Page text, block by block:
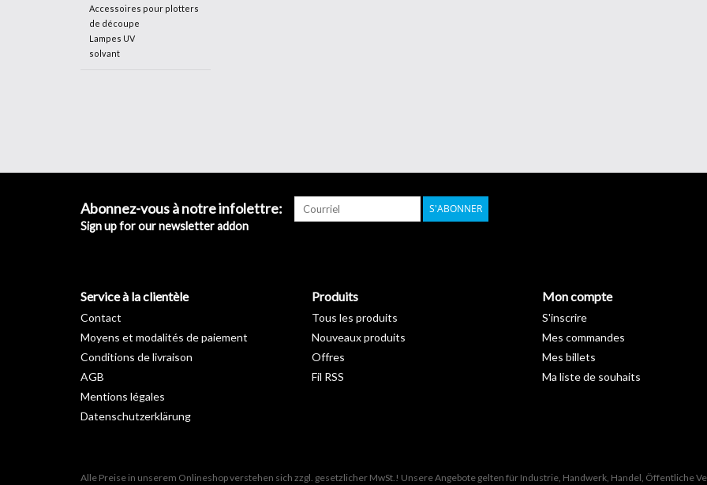
Accessoires pour plotters
de découpe
Lampes UV
solvant
Abonnez-vous à notre infolettre:
Sign up for our newsletter addon
S'ABONNER
Service à la clientèle
Contact
Moyens et modalités de paiement
Conditions de livraison
AGB
Mentions légales
Datenschutzerklärung
Produits
Tous les produits
Nouveaux produits
Offres
Fil RSS
Mon compte
S'inscrire
Mes commandes
Mes billets
Ma liste de souhaits
Alle Preise in unserem Onlineshop verstehen sich zzgl. gesetzlicher MwSt.! Unsere Angebote gelten für Industrie, Handwerk, Handel, Öffentliche